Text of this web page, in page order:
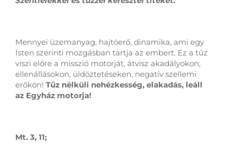
Mennyei üzemanyag, hajtóerő, dinamika, ami egy
Isten szerinti mozgásban tartja az embert. Ez a tűz
viszi előre a misszió motorját, átvisz akadályokon,
ellenállásokon, üldöztetéseken, negatív szellemi
erőkön! Tűz nélküli nehézkesség, elakadás, leáll
az Egyház motorja!
Mt. 3, 11;